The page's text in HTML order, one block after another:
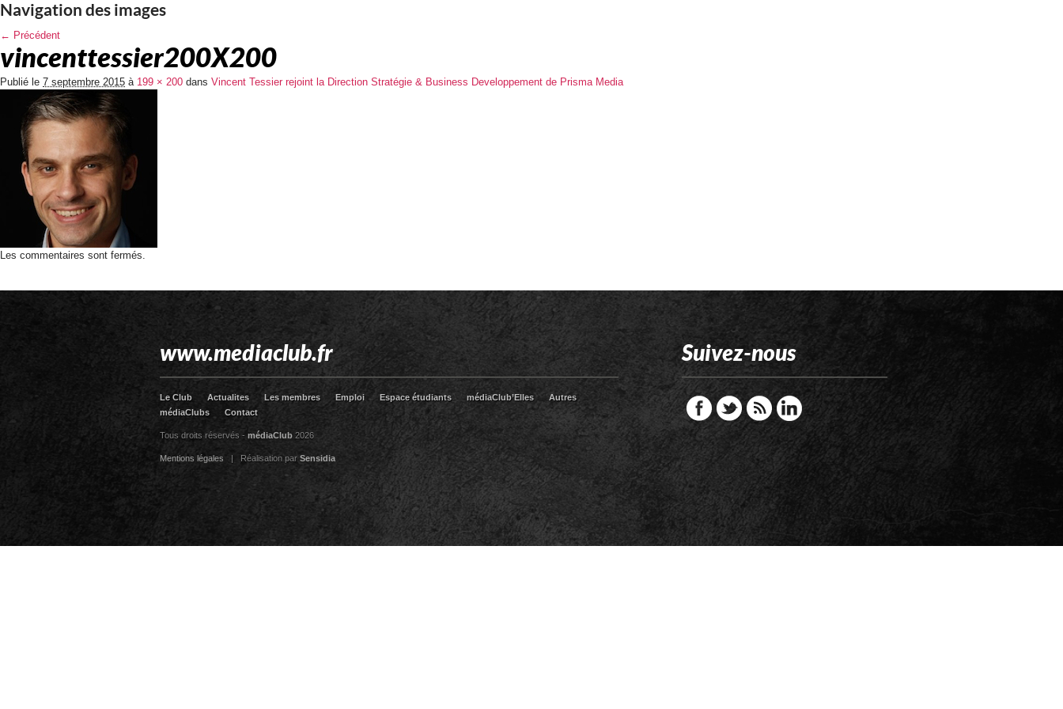
Navigation des images
← Précédent
vincenttessier200X200
Publié le 7 septembre 2015 à 199 × 200 dans Vincent Tessier rejoint la Direction Stratégie & Business Developpement de Prisma Media
Les commentaires sont fermés.
www.mediaclub.fr
Le Club Actualites Les membres Emploi Espace étudiants médiaClub’Elles
Autres
médiaClubs
Contact
Tous droits réservés - médiaClub 2026
Mentions légales | Réalisation par Sensidia
Suivez-nous
FacebookTwitter RSS LinkedIn